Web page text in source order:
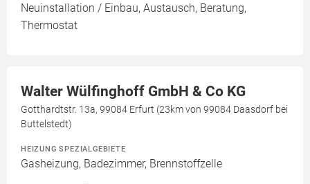
Neuinstallation / Einbau, Austausch, Beratung,
Thermostat
Walter Wülfinghoff GmbH & Co KG
Gotthardtstr. 13a, 99084 Erfurt (23km von 99084 Daasdorf bei
Buttelstedt)
HEIZUNG SPEZIALGEBIETE
Gasheizung, Badezimmer, Brennstoffzelle